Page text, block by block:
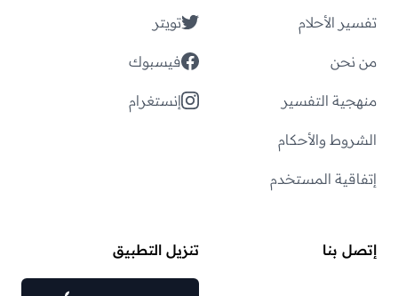
تفسير الأحلام
من نحن
منهجية التفسير
الشروط والأحكام
إتفاقية المستخدم
تويتر
فيسبوك
إنستغرام
إتصل بنا تنزيل التطبيق